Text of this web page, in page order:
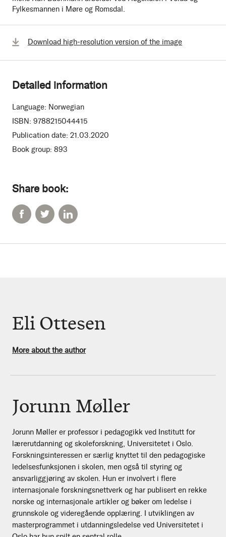
Fylkesmannen i Møre og Romsdal.
Share book:
Download high-resolution version of the image
Detailed information
Language: Norwegian
ISBN: 9788215044415
Publication date: 21.03.2020
Book group: 893
Eli Ottesen
More about the author
Jorunn Møller
Jorunn Møller er professor i pedagogikk ved Institutt for
lærerutdanning og skoleforskning, Universitetet i Oslo.
Forskningsinteressen er særlig knyttet til den pedagogiske
ledelsesfunksjonen i skolen, men også til styring og
ansvarliggjøring av skolen. Hun er involvert i flere
internasjonale forskningsnettverk og har publisert en rekke
norske og internasjonale artikler og bøker om ledelse i
grunnskole og videregående opplæring. I utviklingen av
masterprogrammet i utdanningsledelse ved Universitetet i